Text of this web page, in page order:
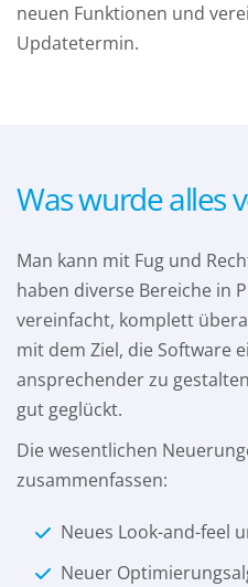
neuen Funktionen und
Updatetermin.
Was wurde alles
Man kann mit Fug und
haben diverse Bereiche in
vereinfacht, komplett
mit dem Ziel, die Software
ansprechender zu
gut geglückt.
Die wesentlichen
zusammenfassen:
Neues Look-and-feel
Neuer